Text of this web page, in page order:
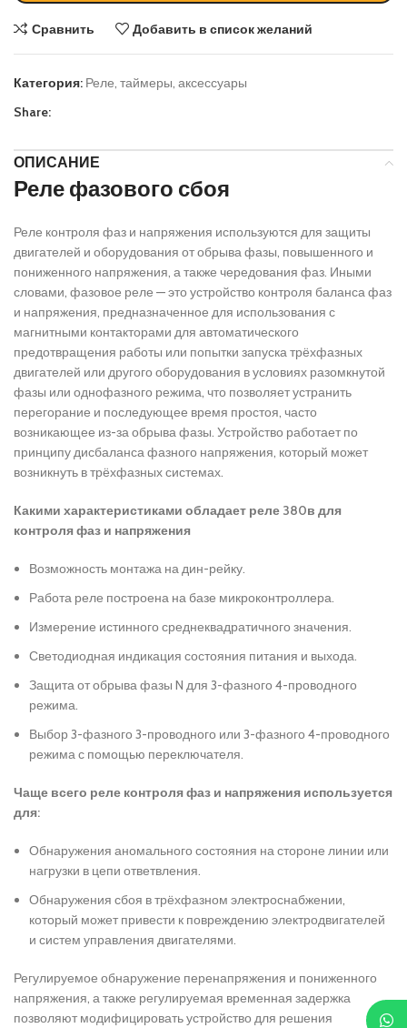
Сравнить Добавить в список желаний
Категория: Реле, таймеры, аксессуары
Share:
ОПИСАНИЕ
Реле фазового сбоя
Реле контроля фаз и напряжения используются для защиты
двигателей и оборудования от обрыва фазы, повышенного и
пониженного напряжения, а также чередования фаз. Иными
словами, фазовое реле — это устройство контроля баланса фаз
и напряжения, предназначенное для использования с
магнитными контакторами для автоматического
предотвращения работы или попытки запуска трёхфазных
двигателей или другого оборудования в условиях разомкнутой
фазы или однофазного режима, что позволяет устранить
перегорание и последующее время простоя, часто
возникающее из-за обрыва фазы. Устройство работает по
принципу дисбаланса фазного напряжения, который может
возникнуть в трёхфазных системах.
Какими характеристиками обладает реле 380в для
контроля фаз и напряжения
Возможность монтажа на дин-рейку.
Работа реле построена на базе микроконтроллера.
Измерение истинного среднеквадратичного значения.
Светодиодная индикация состояния питания и выхода.
Защита от обрыва фазы N для 3-фазного 4-проводного
режима.
Выбор 3-фазного 3-проводного или 3-фазного 4-проводного
режима с помощью переключателя.
Чаще всего реле контроля фаз и напряжения используется
для:
Обнаружения аномального состояния на стороне линии или
нагрузки в цепи ответвления.
Обнаружения сбоя в трёхфазном электроснабжении,
который может привести к повреждению электродвигателей
и систем управления двигателями.
Регулируемое обнаружение перенапряжения и пониженного
напряжения, а также регулируемая временная задержка
позволяют модифицировать устройство для решения